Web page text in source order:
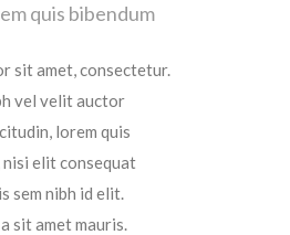
quis bibendum
sit amet, consectetur.
vel velit auctor
lorem quis
nisi elit consequat
sem nibh id elit.
sit amet mauris.